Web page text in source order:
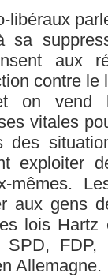
sa
aux
contre le
on vend
vitales
des
exploiter
mêmes.
aux gens
lois Hartz
FDP,
Allemagne.